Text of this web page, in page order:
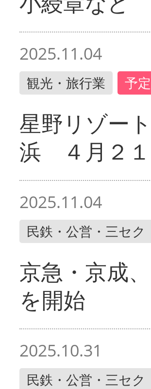
2025.11.04
観光・旅行業 予
星野リゾー
浜 ４月２
2025.11.04
民鉄・公営・三セク
京急・京成
を開始
2025.10.31
民鉄・公営・三セク